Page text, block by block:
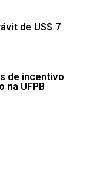
de US$ 7
de incentivo
na UFPB